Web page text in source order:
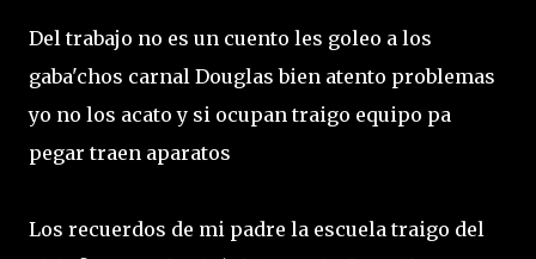
Del trabajo no es un cuento les goleo a los
gaba'chos carnal Douglas bien atento problemas
yo no los acato y si ocupan traigo equipo pa
pegar traen aparatos
Los recuerdos de mi padre la escuela traigo del